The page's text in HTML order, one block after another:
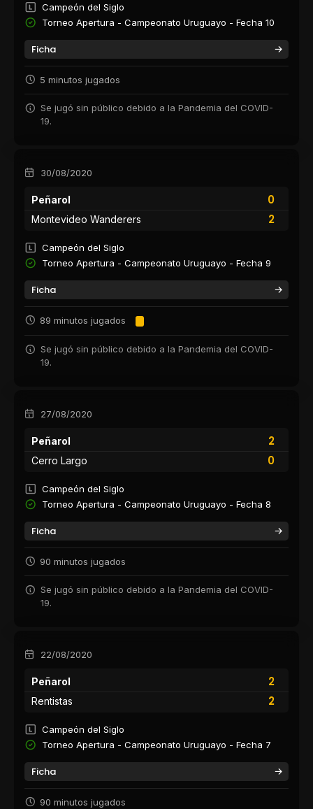
Campeón del Siglo
Torneo Apertura - Campeonato Uruguayo - Fecha 10
Ficha
5 minutos jugados
Se jugó sin público debido a la Pandemia del COVID-
19.
30/08/2020
Peñarol
0
2
Montevideo Wanderers
Campeón del Siglo
Torneo Apertura - Campeonato Uruguayo - Fecha 9
Ficha
89 minutos jugados
Se jugó sin público debido a la Pandemia del COVID-
19.
27/08/2020
Peñarol
2
0
Cerro Largo
Campeón del Siglo
Torneo Apertura - Campeonato Uruguayo - Fecha 8
Ficha
90 minutos jugados
Se jugó sin público debido a la Pandemia del COVID-
19.
22/08/2020
Peñarol
2
2
Rentistas
Campeón del Siglo
Torneo Apertura - Campeonato Uruguayo - Fecha 7
Ficha
90 minutos jugados